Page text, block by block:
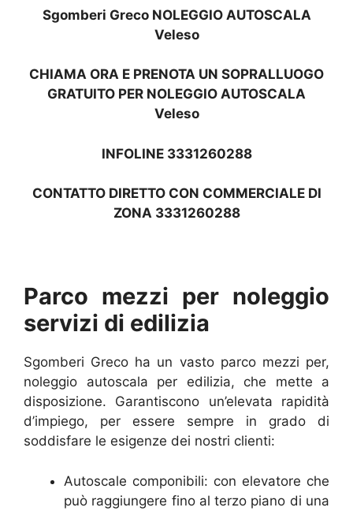
Sgomberi Greco NOLEGGIO AUTOSCALA
Veleso
CHIAMA ORA E PRENOTA UN SOPRALLUOGO
GRATUITO PER NOLEGGIO AUTOSCALA
Veleso
INFOLINE 3331260288
CONTATTO DIRETTO CON COMMERCIALE DI
ZONA 3331260288
Parco mezzi per noleggio
servizi di edilizia
Sgomberi Greco ha un vasto parco mezzi per,
noleggio autoscala per edilizia, che mette a
disposizione. Garantiscono un’elevata rapidità
d’impiego, per essere sempre in grado di
soddisfare le esigenze dei nostri clienti:
Autoscale componibili: con elevatore che
può raggiungere fino al terzo piano di una